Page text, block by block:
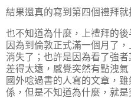
結果還真的寫到第四個禮拜
也不知道為什麼，上禮拜的
因為到倫敦正式滿一個月了
消失了；也許是因為看了強
差得太遠，感覺突然有點洩
國外唸過書的人寫的文章，
係，但是不知道為什麼，就